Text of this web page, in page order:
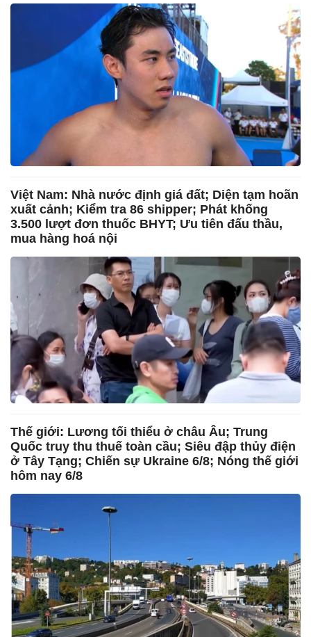
Việt Nam: Nhà nước định giá đất; Diện tạm hoãn
xuất cảnh; Kiểm tra 86 shipper; Phát khống
3.500 lượt đơn thuốc BHYT; Ưu tiên đấu thầu,
mua hàng hoá nội
Thế giới: Lương tối thiểu ở châu Âu; Trung
Quốc truy thu thuế toàn cầu; Siêu đập thủy điện
ở Tây Tạng; Chiến sự Ukraine 6/8; Nóng thế giới
hôm nay 6/8